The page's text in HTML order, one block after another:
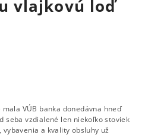
vlajkovú loď
VÚB banka donedávna hneď
seba vzdialené len niekoľko stoviek
a kvality obsluhy už